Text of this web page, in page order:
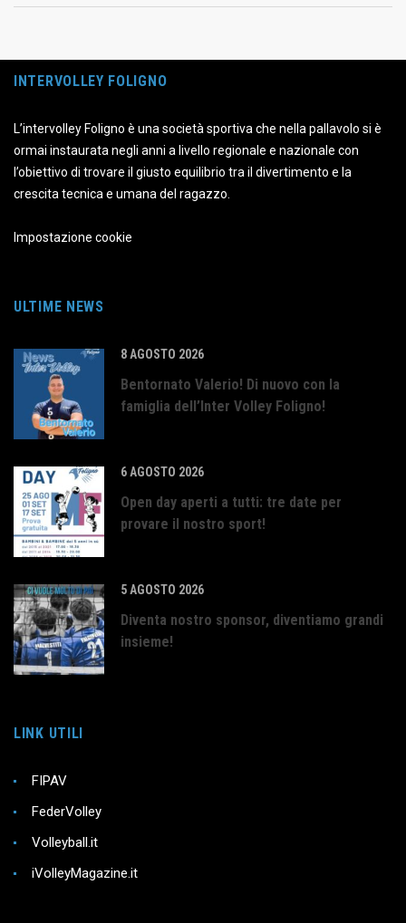
INTERVOLLEY FOLIGNO
L’intervolley Foligno è una società sportiva che nella pallavolo si è
ormai instaurata negli anni a livello regionale e nazionale con
l’obiettivo di trovare il giusto equilibrio tra il divertimento e la
crescita tecnica e umana del ragazzo.
Impostazione cookie
ULTIME NEWS
8 AGOSTO 2026
Bentornato Valerio! Di nuovo con la
famiglia dell’Inter Volley Foligno!
6 AGOSTO 2026
Open day aperti a tutti: tre date per
provare il nostro sport!
5 AGOSTO 2026
Diventa nostro sponsor, diventiamo grandi
insieme!
LINK UTILI
FIPAV
FederVolley
Volleyball.it
iVolleyMagazine.it